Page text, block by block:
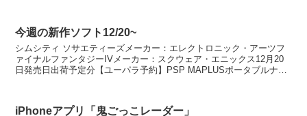
今週の新作ソフト12/20~
シムシティ ソサエティーズメーカー：エレクトロニック・アーツフ
ァイナルファンタジーIVメーカー：スクウェア・エニックス12月20
日発売日出荷予定分【ユーパラ予約】PSP MAPLUSポータブルナビ
iPhoneアプリ「鬼ごっこレーダー」